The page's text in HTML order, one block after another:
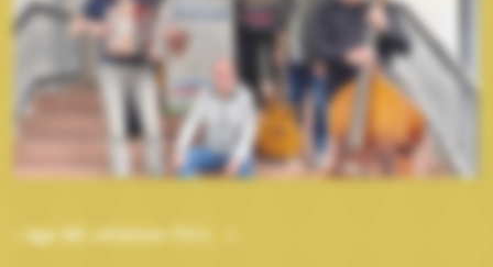
- Apr 03 Johannes Petz